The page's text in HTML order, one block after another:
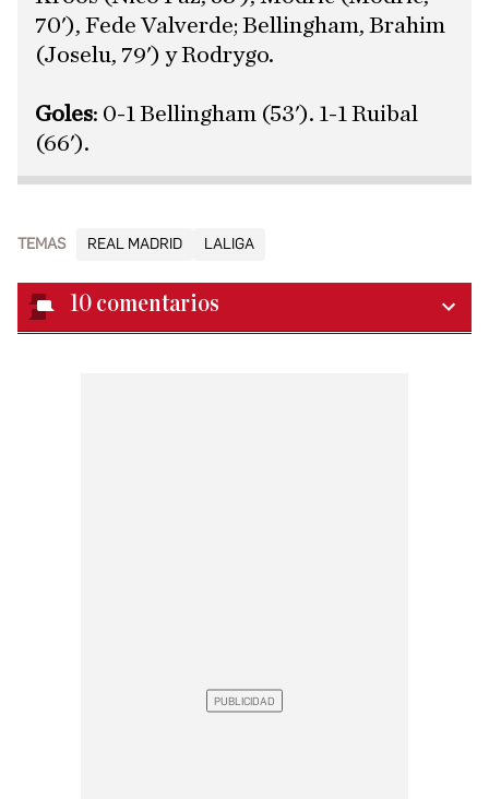
70'), Fede Valverde; Bellingham, Brahim
(Joselu, 79') y Rodrygo.
Goles: 0-1 Bellingham (53'). 1-1 Ruibal
(66').
TEMAS REAL MADRID LALIGA
10 comentarios